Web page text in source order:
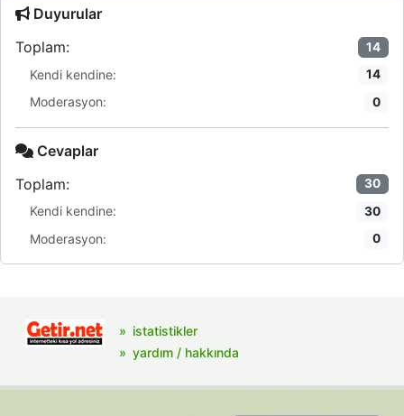
Duyurular
Toplam:
14
Kendi kendine: 14
Moderasyon: 0
Cevaplar
Toplam:
30
Kendi kendine: 30
Moderasyon: 0
istatistikler
yardım / hakkında